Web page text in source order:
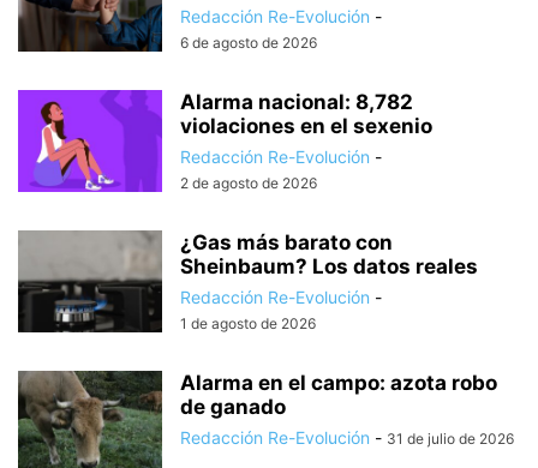
Redacción Re-Evolución -
6 de agosto de 2026
Alarma nacional: 8,782
violaciones en el sexenio
Redacción Re-Evolución -
2 de agosto de 2026
¿Gas más barato con
Sheinbaum? Los datos reales
Redacción Re-Evolución -
1 de agosto de 2026
Alarma en el campo: azota robo
de ganado
Redacción Re-Evolución - 31 de julio de 2026